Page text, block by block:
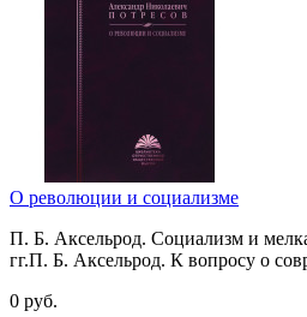
О революции и социализме
П. Б. Аксельрод. Социализм и
гг.П. Б. Аксельрод. К вопросу о
0 руб.